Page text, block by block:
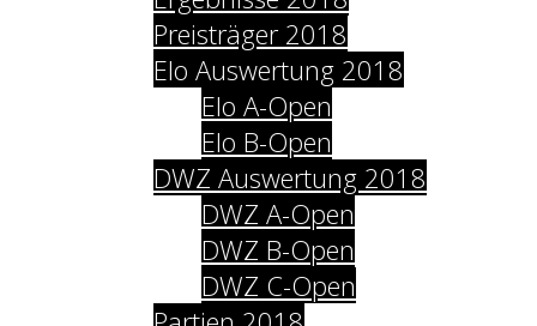
Preisträger 2018
Elo Auswertung 2018
Elo A-Open
Elo B-Open
DWZ Auswertung 2018
DWZ A-Open
DWZ B-Open
DWZ C-Open